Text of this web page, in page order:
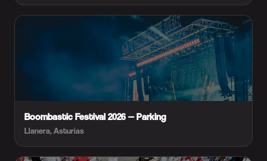
Boombastic Festival 2026 — Parking
Llanera, Asturias